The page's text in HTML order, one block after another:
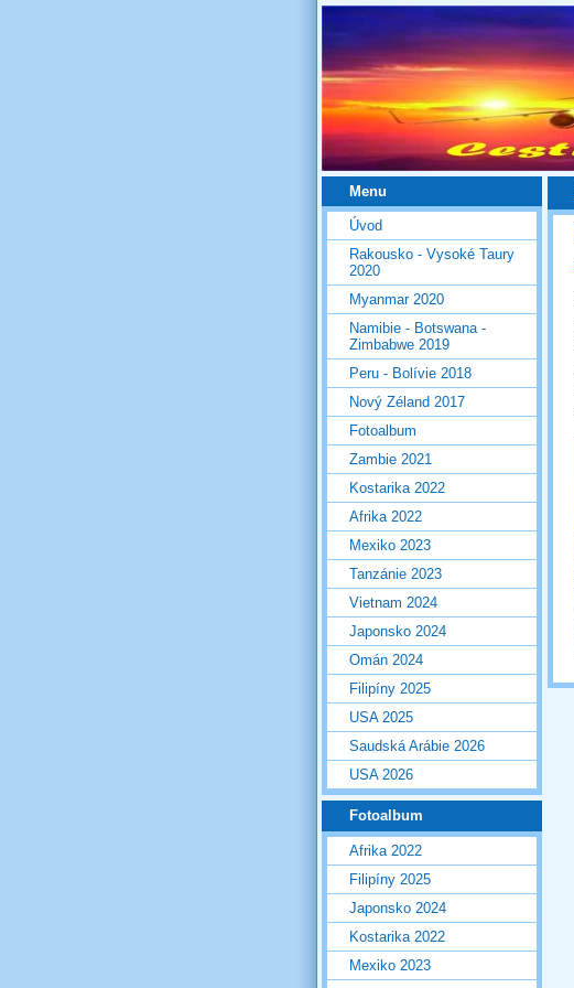
Menu
Úvod
Rakousko - Vysoké Taury
2020
Myanmar 2020
Namibie - Botswana -
Zimbabwe 2019
Peru - Bolívie 2018
Nový Zéland 2017
Fotoalbum
Zambie 2021
Kostarika 2022
Afrika 2022
Mexiko 2023
Tanzánie 2023
Vietnam 2024
Japonsko 2024
Omán 2024
Filipíny 2025
USA 2025
Saudská Arábie 2026
USA 2026
Fotoalbum
Afrika 2022
Filipíny 2025
Japonsko 2024
Kostarika 2022
Mexiko 2023